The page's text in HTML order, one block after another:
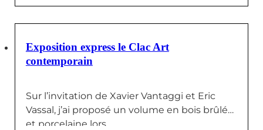
9 JUIN 2025
Exposition express le Clac Art
contemporain
Sur l’invitation de Xavier Vantaggi et Eric
Vassal, j’ai proposé un volume en bois brûlé
et porcelaine lors…